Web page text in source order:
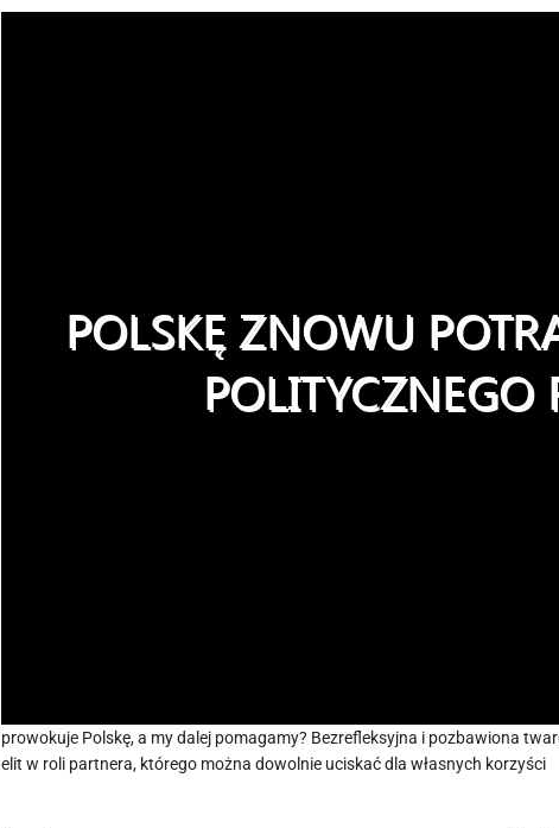
prowokuje Polskę, a my dalej pomagamy? Bezrefleksyjna i pozbawiona
elit w roli partnera, którego można dowolnie uciskać dla własnych korzyści